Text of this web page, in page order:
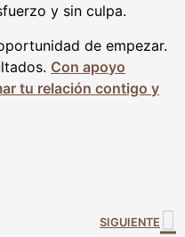
y sin culpa.
de empezar.
Con apoyo
tu relación contigo y
SIGUIENTE